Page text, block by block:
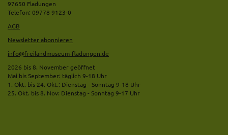
97650 Fladungen
Telefon: 09778 9123-0
AGB
Newsletter abonnieren
info@freilandmuseum-fladungen.de
2026 bis 8. November geöffnet
Mai bis September: täglich 9-18 Uhr
1. Okt. bis 24. Okt.: Dienstag - Sonntag 9-18 Uhr
25. Okt. bis 8. Nov: Dienstag - Sonntag 9-17 Uhr